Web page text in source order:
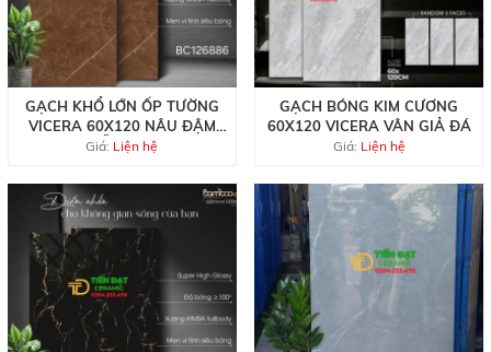
GẠCH KHỔ LỚN ỐP TƯỜNG
VICERA 60X120 NÂU ĐẬM
MẪU MỚI
Giá: Liện hệ
GẠCH BÓNG KIM CƯƠNG
60X120 VICERA VÂN GIẢ ĐÁ
Giá: Liện hệ